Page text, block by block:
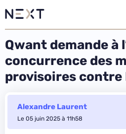
Qwant demande à
concurrence des
provisoires
Alexandre Laurent
Le 05 juin 2025 à 11h58